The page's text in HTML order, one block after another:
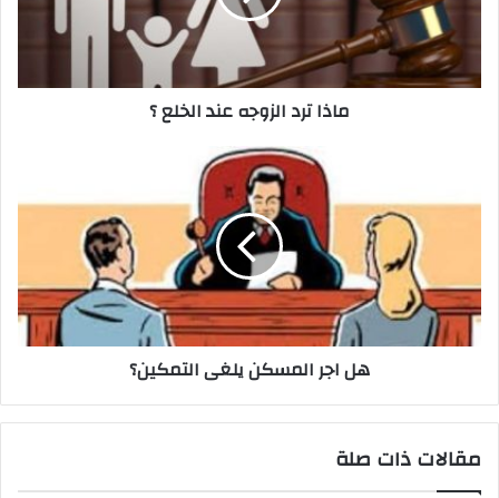
؟
ماذا ترد الزوجه عند الخلع ؟
المسكن
هل اجر المسكن يلغى التمكين؟
مقالات ذات صلة